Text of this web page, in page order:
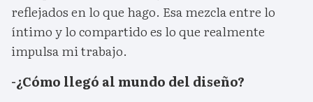
reflejados en lo que hago. Esa mezcla entre lo
íntimo y lo compartido es lo que realmente
impulsa mi trabajo.
-¿Cómo llegó al mundo del diseño?